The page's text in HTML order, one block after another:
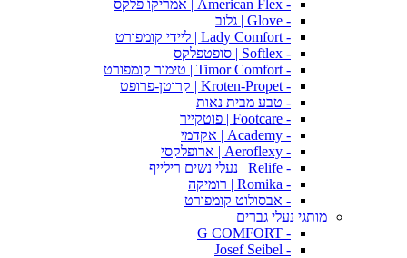
- American Flex | אמריקו פלקס
- Glove | גלוב
- Lady Comfort | ליידי קומפורט
- Softlex | סופטפלקס
- Timor Comfort | טימור קומפורט
- Kroten-Propet | קרוטן-פרופט
- טבע מבית נאות
- Footcare | פוטקייר
- Academy | אקדמי
- Aeroflexy | ארופלקסי
- Relife | נעלי נשים רילייף
- Romika | רומיקה
- אבסולוט קומפורט
מותגי נעלי גברים
- G COMFORT
- Josef Seibel